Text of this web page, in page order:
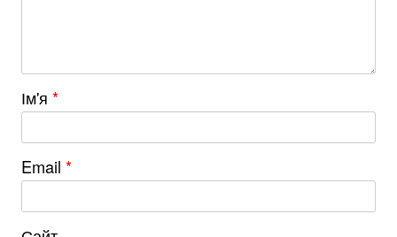
Ім'я *
Email *